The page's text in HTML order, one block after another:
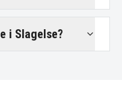
i Slagelse?